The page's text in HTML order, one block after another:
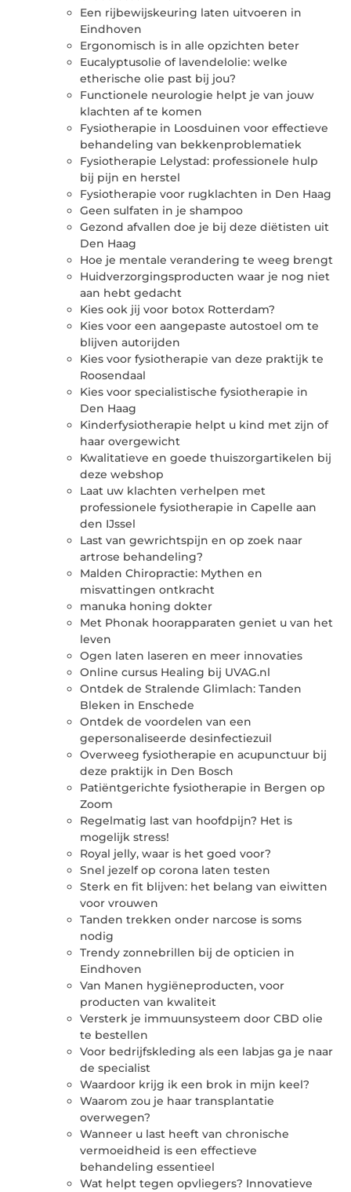
Een rijbewijskeuring laten uitvoeren in
Eindhoven
Ergonomisch is in alle opzichten beter
Eucalyptusolie of lavendelolie: welke
etherische olie past bij jou?
Functionele neurologie helpt je van jouw
klachten af te komen
Fysiotherapie in Loosduinen voor effectieve
behandeling van bekkenproblematiek
Fysiotherapie Lelystad: professionele hulp
bij pijn en herstel
Fysiotherapie voor rugklachten in Den Haag
Geen sulfaten in je shampoo
Gezond afvallen doe je bij deze diëtisten uit
Den Haag
Hoe je mentale verandering te weeg brengt
Huidverzorgingsproducten waar je nog niet
aan hebt gedacht
Kies ook jij voor botox Rotterdam?
Kies voor een aangepaste autostoel om te
blijven autorijden
Kies voor fysiotherapie van deze praktijk te
Roosendaal
Kies voor specialistische fysiotherapie in
Den Haag
Kinderfysiotherapie helpt u kind met zijn of
haar overgewicht
Kwalitatieve en goede thuiszorgartikelen bij
deze webshop
Laat uw klachten verhelpen met
professionele fysiotherapie in Capelle aan
den IJssel
Last van gewrichtspijn en op zoek naar
artrose behandeling?
Malden Chiropractie: Mythen en
misvattingen ontkracht
manuka honing dokter
Met Phonak hoorapparaten geniet u van het
leven
Ogen laten laseren en meer innovaties
Online cursus Healing bij UVAG.nl
Ontdek de Stralende Glimlach: Tanden
Bleken in Enschede
Ontdek de voordelen van een
gepersonaliseerde desinfectiezuil
Overweeg fysiotherapie en acupunctuur bij
deze praktijk in Den Bosch
Patiëntgerichte fysiotherapie in Bergen op
Zoom
Regelmatig last van hoofdpijn? Het is
mogelijk stress!
Royal jelly, waar is het goed voor?
Snel jezelf op corona laten testen
Sterk en fit blijven: het belang van eiwitten
voor vrouwen
Tanden trekken onder narcose is soms
nodig
Trendy zonnebrillen bij de opticien in
Eindhoven
Van Manen hygiëneproducten, voor
producten van kwaliteit
Versterk je immuunsysteem door CBD olie
te bestellen
Voor bedrijfskleding als een labjas ga je naar
de specialist
Waardoor krijg ik een brok in mijn keel?
Waarom zou je haar transplantatie
overwegen?
Wanneer u last heeft van chronische
vermoeidheid is een effectieve
behandeling essentieel
Wat helpt tegen opvliegers? Innovatieve